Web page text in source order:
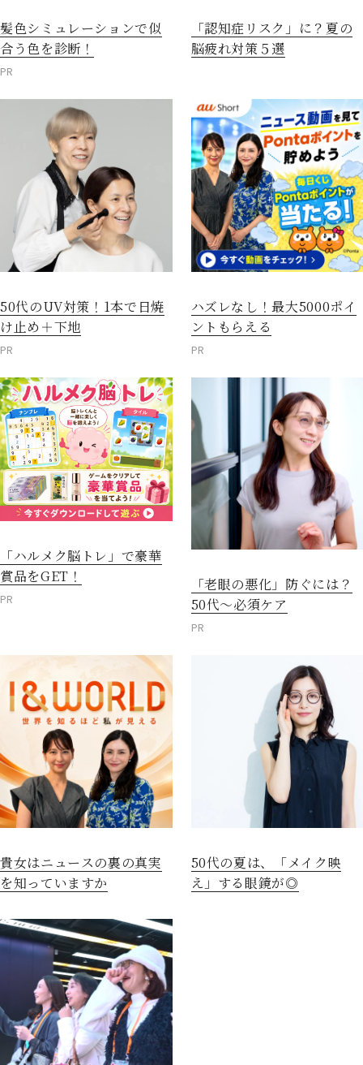
髪色シミュレーションで似
合う色を診断！
PR
「認知症リスク」に？夏の
脳疲れ対策５選
50代のUV対策！1本で日焼
け止め＋下地
PR
ハズレなし！最大5000ポイ
ントもらえる
PR
「ハルメク脳トレ」で豪華
賞品をGET！
PR
「老眼の悪化」防ぐには？
50代～必須ケア
PR
貴女はニュースの裏の真実
を知っていますか
50代の夏は、「メイク映
え」する眼鏡が◎